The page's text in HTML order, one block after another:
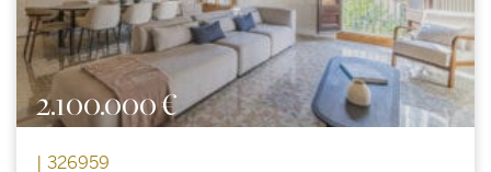
2.100.000 €
| 326959